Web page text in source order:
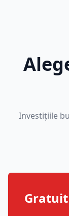
Investițiile
Gratuit